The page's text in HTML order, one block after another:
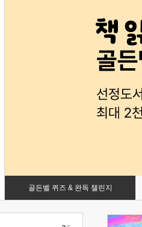
골든벨 퀴즈 & 완독 챌린지